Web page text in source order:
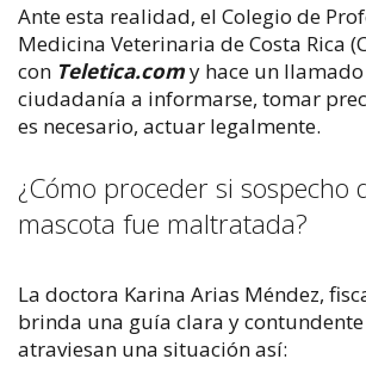
Ante esta realidad, el Colegio de
Medicina Veterinaria de Costa Rica
con Teletica.comy hace un
ciudadanía a informarse, tomar
es necesario, actuar legalmente.
¿Cómo proceder si sospecho
mascota fue maltratada?
La doctora Karina Arias Méndez,
brinda una guía clara y
atraviesan una situación así: